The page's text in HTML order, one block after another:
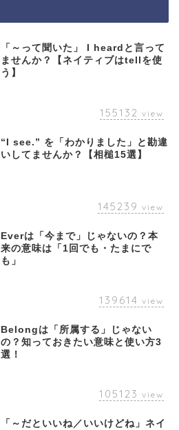
「～って聞いた」 I heardと言って
ませんか？【ネイティブはtellを使
う】
155132 view
“I see.” を「わかりました」と勘違
いしてませんか？【相槌15選】
145239 view
Everは「今まで」じゃないの？本
来の意味は「1回でも・たまにで
も」
139614 view
Belongは「所属する」じゃない
の？知っておきたい意味と使い方3
選！
105123 view
「～だといいね／いいけどね」ネイ